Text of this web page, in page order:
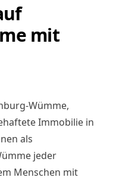
mit
Wümme,
Immobilie in
als
jeder
Menschen mit